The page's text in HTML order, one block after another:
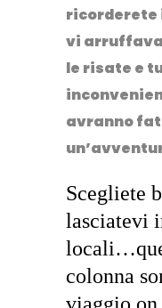
ricorderete
vi
le risate e
avranno
Scegliete
lasciatevi
colonna